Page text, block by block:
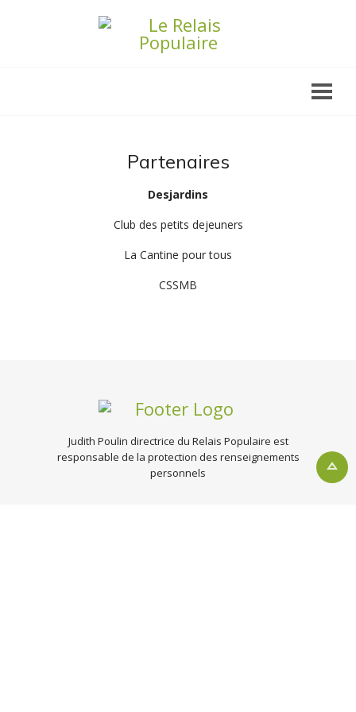
Partenaires
Desjardins
Club des petits dejeuners
La Cantine pour tous
CSSMB
Judith Poulin directrice du Relais Populaire est
responsable de la protection des renseignements
personnels